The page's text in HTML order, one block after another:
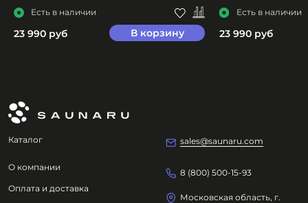
Есть в наличии
23 990 руб В корзину
Есть в наличии
23 990 руб
Каталог
О компании
Оплата и доставка
sales@saunaru.com
8 (800) 500-15-93
Московская область, г.